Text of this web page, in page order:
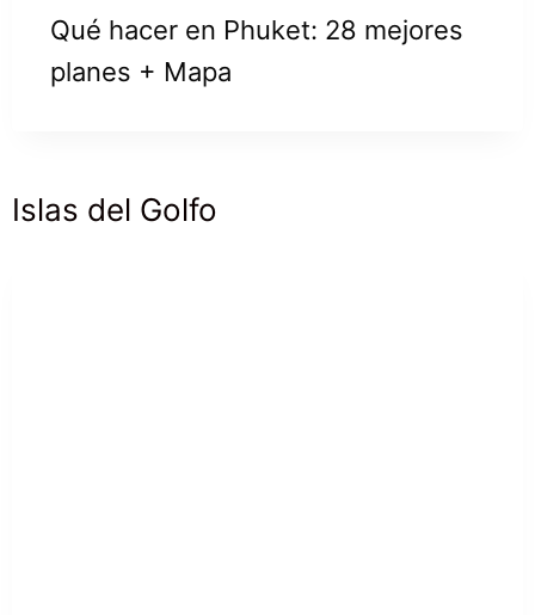
Qué hacer en Phuket: 28 mejores
planes + Mapa
Islas del Golfo